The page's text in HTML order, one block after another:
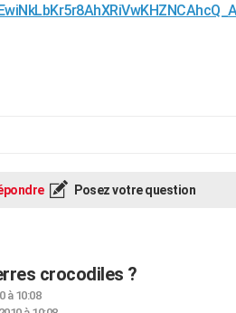
Posez votre question
crocodiles ?
à 10:08